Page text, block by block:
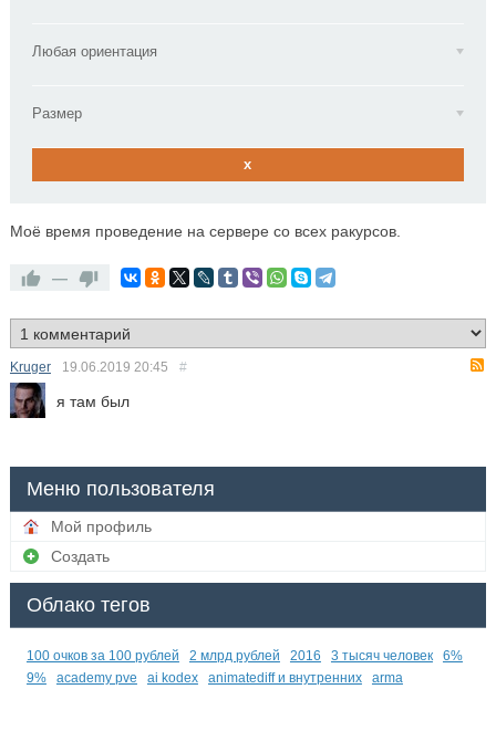
Любая ориентация
Размер
x
Моё время проведение на сервере со всех ракурсов.
—
Kruger 19.06.2019 20:45 #
я там был
Меню пользователя
Мой профиль
Создать
Облако тегов
100 очков за 100 рублей 2 млрд рублей 2016 3 тысяч человек
6%
9%
academy pve ai kodex animatediff и внутренних arma